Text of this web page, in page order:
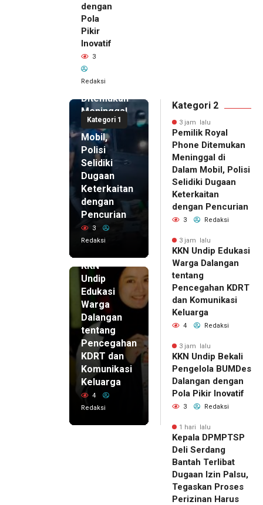
dengan
Pola
Pikir
Inovatif
3
Redaksi
Kategori 1
3 jam lalu
Pemilik
Royal
Phone
Ditemukan
Meninggal
di Dalam
Mobil,
Polisi
Selidiki
Dugaan
Keterkaitan
dengan
Pencurian
3
Redaksi
KKN
Undip
Edukasi
Warga
Dalangan
tentang
Pencegahan
KDRT dan
Komunikasi
Keluarga
4
Redaksi
Kategori 2
3 jam lalu
Pemilik Royal
Phone Ditemukan
Meninggal di
Dalam Mobil, Polisi
Selidiki Dugaan
Keterkaitan
dengan Pencurian
3 Redaksi
3 jam lalu
KKN Undip Edukasi
Warga Dalangan
tentang
Pencegahan KDRT
dan Komunikasi
Keluarga
4 Redaksi
3 jam lalu
KKN Undip Bekali
Pengelola BUMDes
Dalangan dengan
Pola Pikir Inovatif
3 Redaksi
1 hari lalu
Kepala DPMPTSP
Deli Serdang
Bantah Terlibat
Dugaan Izin Palsu,
Tegaskan Proses
Perizinan Harus